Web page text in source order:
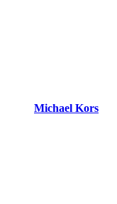
Michael Kors